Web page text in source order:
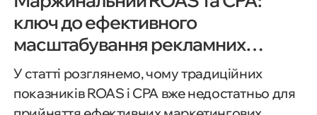
ключ до ефективного
масштабування рекламних
інвестицій
У статті розглянемо, чому традиційних
показників ROAS і CPA вже недостатньо для